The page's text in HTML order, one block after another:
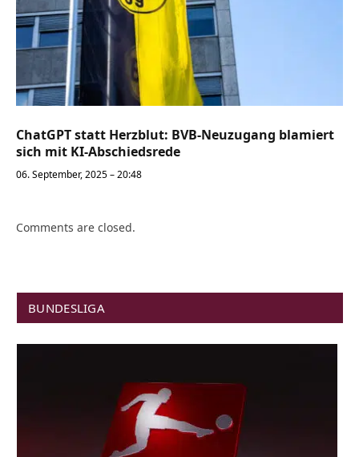
ChatGPT statt Herzblut: BVB-Neuzugang blamiert
sich mit KI-Abschiedsrede
06. September, 2025 – 20:48
Comments are closed.
BUNDESLIGA